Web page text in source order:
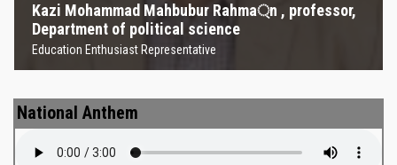
Kazi Mohammad Mahbubur Rahma্‌n , professor,
Department of political science
Education Enthusiast Representative
National Anthem